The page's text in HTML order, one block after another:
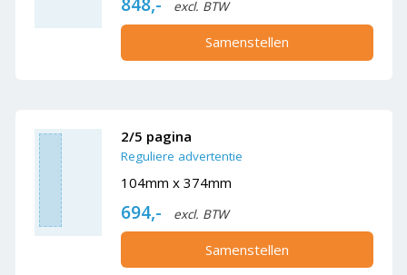
excl. BTW
Samenstellen
2/5 pagina
Reguliere advertentie
104mm x 374mm
694,- excl. BTW
Samenstellen